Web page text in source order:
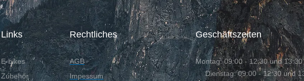
Links
E-bikes
Zubehör
Rechtliches
AGB
Impessum
Geschäftszeiten
Montag: 09:00 - 12:30 und
Dienstag: 09:00 - 12:30 und